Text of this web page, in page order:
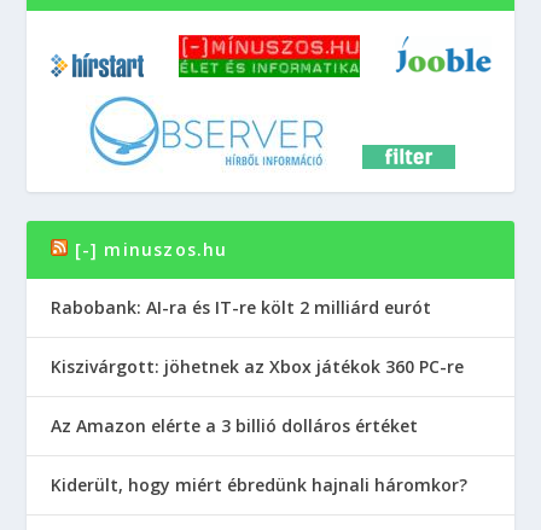
[-] minuszos.hu
Rabobank: AI-ra és IT-re költ 2 milliárd eurót
Kiszivárgott: jöhetnek az Xbox játékok 360 PC-re
Az Amazon elérte a 3 billió dolláros értéket
Kiderült, hogy miért ébredünk hajnali háromkor?